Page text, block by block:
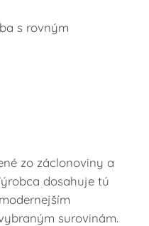
s rovným
zo záclonoviny a
dosahuje tú
surovinám.